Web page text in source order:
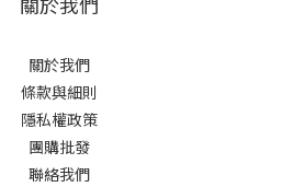
關於我們
條款與細則
隱私權政策
團購批發
聯絡我們